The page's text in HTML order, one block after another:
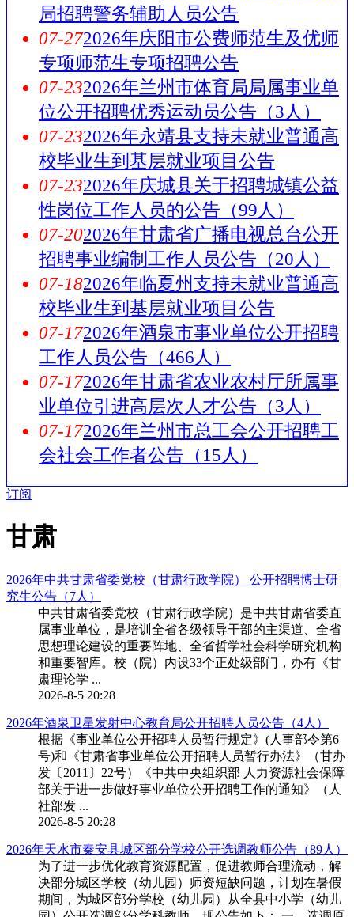
局招聘警务辅助人员公告
07-272026年庆阳市公费师范生及优师
专项师范生专项招聘公告
07-232026年兰州市体育局局属事业单
位公开招聘优秀运动员公告（3人）
07-232026年永靖县支持未就业普通高
校毕业生到基层就业项目公告
07-232026年庆城县关于招聘城镇公益
性岗位工作人员的公告（99人）
07-202026年甘肃省广播电视总台公开
招聘事业编制工作人员公告（20人）
07-182026年临夏州支持未就业普通高
校毕业生到基层就业项目公告
07-172026年酒泉市事业单位公开招聘
工作人员公告（466人）
07-172026年甘肃省农业农村厅所属事
业单位引进高层次人才公告（3人）
07-172026年兰州市总工会公开招聘工
会社会工作者公告（15人）
订阅
甘肃
2026年中共甘肃省委党校（甘肃行政学院） 公开招聘博士研
究生公告（7人）
中共甘肃省委党校（甘肃行政学院）是中共甘肃省委直
属事业单位，是培训全省各级领导干部的主渠道、全省
思想理论建设的重要阵地、全省哲学社会科学研究机构
和重要智库。校（院）内设33个正处级部门，办有《甘
肃理论学 ...
2026-8-5 20:28
2026年酒泉卫星发射中心教育局公开招聘人员公告（4人）
根据《事业单位公开招聘人员暂行规定》(人事部令第6
号)和《甘肃省事业单位公开招聘人员暂行办法》（甘办
发〔2011〕22号）《中共中央组织部 人力资源社会保障
部关于进一步做好事业单位公开招聘工作的通知》（人
社部发 ...
2026-8-5 20:28
2026年天水市秦安县城区部分学校公开选调教师公告（89人）
为了进一步优化教育资源配置，促进教师合理流动，解
决部分城区学校（幼儿园）师资短缺问题，计划在暑假
期间，为城区部分学校（幼儿园）从全县中小学（幼儿